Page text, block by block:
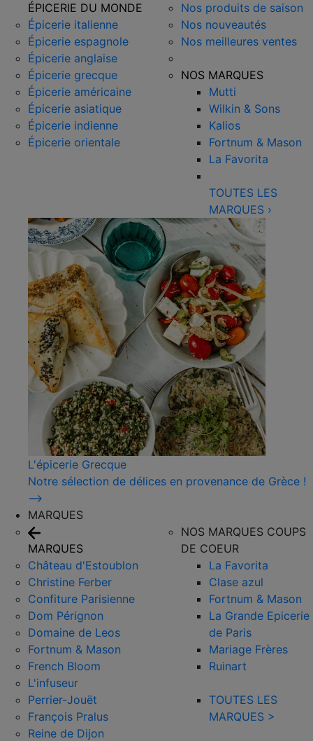
ÉPICERIE DU MONDE
Épicerie italienne
Épicerie espagnole
Épicerie anglaise
Épicerie grecque
Épicerie américaine
Épicerie asiatique
Épicerie indienne
Épicerie orientale
Nos produits de saison
Nos nouveautés
Nos meilleures ventes
NOS MARQUES
Mutti
Wilkin & Sons
Kalios
Fortnum & Mason
La Favorita
TOUTES LES
MARQUES ›
L'épicerie Grecque
Notre sélection de délices en provenance de Grèce !
⟶
MARQUES
MARQUES
Château d'Estoublon
Christine Ferber
Confiture Parisienne
Dom Pérignon
Domaine de Leos
Fortnum & Mason
French Bloom
L'infuseur
Perrier-Jouët
François Pralus
Reine de Dijon
NOS MARQUES COUPS
DE COEUR
La Favorita
Clase azul
Fortnum & Mason
La Grande Epicerie
de Paris
Mariage Frères
Ruinart
TOUTES LES
MARQUES >